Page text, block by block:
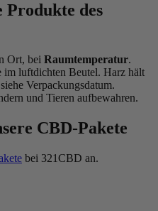
Produkte des
Ort, bei Raumtemperatur.
im luftdichten Beutel. Harz hält
Verpackungsdatum.
und Tieren aufbewahren.
CBD-Pakete
bei 321CBD an.